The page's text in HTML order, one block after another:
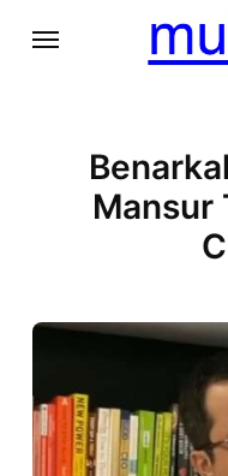
Mansur